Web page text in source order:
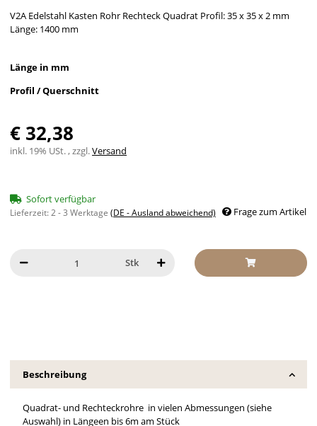
V2A Edelstahl Kasten Rohr Rechteck Quadrat Profil: 35 x 35 x 2 mm
Länge: 1400 mm
Länge in mm
Profil / Querschnitt
€ 32,38
inkl. 19% USt. , zzgl.Versand
Sofort verfügbar
Lieferzeit:2 - 3 Werktage (DE - Ausland abweichend) Frage zum Artikel
Stk
Beschreibung
Quadrat- und Rechteckrohre in vielen Abmessungen (siehe
Auswahl) in Längeen bis 6m am Stück